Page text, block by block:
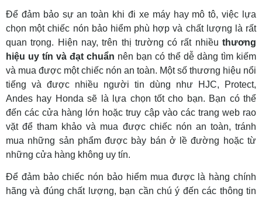
Để đảm bảo sự an toàn khi đi xe máy hay mô tô, việc lựa
chọn một chiếc nón bảo hiểm phù hợp và chất lượng là rất
quan trọng. Hiện nay, trên thị trường có rất nhiều thương
hiệu uy tín và đạt chuẩn nên bạn có thể dễ dàng tìm kiếm
và mua được một chiếc nón an toàn. Một số thương hiệu nổi
tiếng và được nhiều người tin dùng như HJC, Protect,
Andes hay Honda sẽ là lựa chọn tốt cho bạn. Bạn có thể
đến các cửa hàng lớn hoặc truy cập vào các trang web rao
vặt để tham khảo và mua được chiếc nón an toàn, tránh
mua những sản phẩm được bày bán ở lề đường hoặc từ
những cửa hàng không uy tín.
Để đảm bảo chiếc nón bảo hiểm mua được là hàng chính
hãng và đúng chất lượng, bạn cần chú ý đến các thông tin